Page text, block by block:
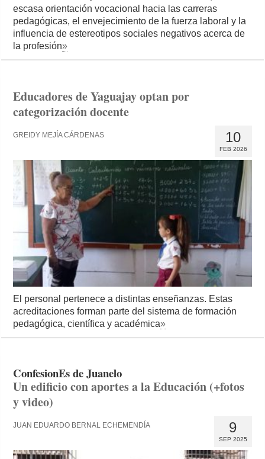
escasa orientación vocacional hacia las carreras
pedagógicas, el envejecimiento de la fuerza laboral y la
influencia de estereotipos sociales negativos acerca de
la profesión»
Educadores de Yaguajay optan por
categorización docente
10
FEB 2026
GREIDY MEJÍA CÁRDENAS
El personal pertenece a distintas enseñanzas. Estas
acreditaciones forman parte del sistema de formación
pedagógica, científica y académica»
ConfesionEs de Juanelo
Un edificio con aportes a la Educación (+fotos
y video)
9
SEP 2025
JUAN EDUARDO BERNAL ECHEMENDÍA